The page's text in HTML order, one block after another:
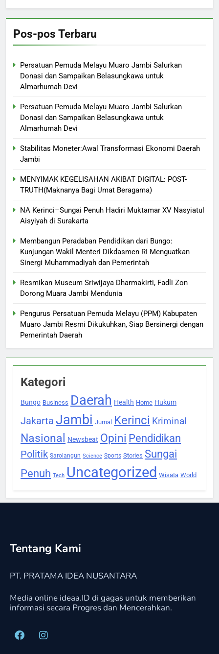
Pos-pos Terbaru
Persatuan Pemuda Melayu Muaro Jambi Salurkan
Donasi dan Sampaikan Belasungkawa untuk
Almarhumah Devi
Persatuan Pemuda Melayu Muaro Jambi Salurkan
Donasi dan Sampaikan Belasungkawa untuk
Almarhumah Devi
Stabilitas Moneter:Awal Transformasi Ekonomi Daerah
Jambi
MENYIMAK KEGELISAHAN AKIBAT DIGITAL: POST-
TRUTH(Maknanya Bagi Umat Beragama)
NA Kerinci–Sungai Penuh Hadiri Muktamar XV Nasyiatul
Aisyiyah di Surakarta
Membangun Peradaban Pendidikan dari Bungo:
Kunjungan Wakil Menteri Dikdasmen RI Menguatkan
Sinergi Muhammadiyah dan Pemerintah
Resmikan Museum Sriwijaya Dharmakirti, Fadli Zon
Dorong Muara Jambi Mendunia
Pengurus Persatuan Pemuda Melayu (PPM) Kabupaten
Muaro Jambi Resmi Dikukuhkan, Siap Bersinergi dengan
Pemerintah Daerah
Kategori
Bungo Business Daerah Health Home Hukum
Jakarta Jambi Jurnal Kerinci Kriminal
Nasional Newsbeat Opini Pendidikan
Politik Sarolangun Science Sports Stories Sungai
Penuh Tech Uncategorized Wisata World
Tentang Kami
PT. PRATAMA IDEA NUSANTARA
Media online ideaa.ID di gagas untuk memberikan
informasi secara Progres dan Mencerahkan.